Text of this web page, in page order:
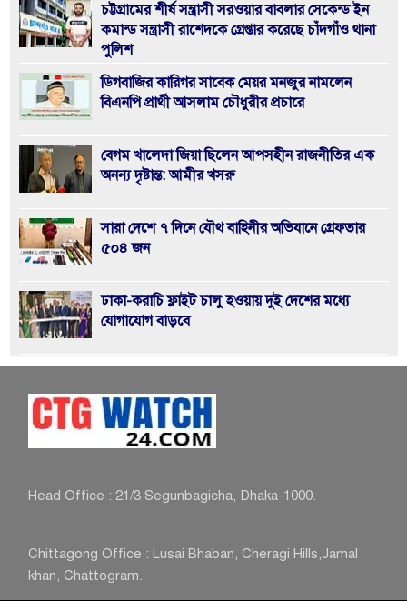
চট্টগ্রামের শীর্ষ সন্ত্রাসী সরওয়ার বাবলার সেকেন্ড ইন
কমান্ড সন্ত্রাসী রাশেদকে গ্রেপ্তার করেছে চাঁদগাঁও থানা
পুলিশ
ডিগবাজির কারিগর সাবেক মেয়র মনজুর নামলেন
বিএনপি প্রার্থী আসলাম চৌধুরীর প্রচারে
বেগম খালেদা জিয়া ছিলেন আপসহীন রাজনীতির এক
অনন্য দৃষ্টান্ত: আমীর খসরু
সারা দেশে ৭ দিনে যৌথ বাহিনীর অভিযানে গ্রেফতার
৫০৪ জন
ঢাকা-করাচি ফ্লাইট চালু হওয়ায় দুই দেশের মধ্যে
যোগাযোগ বাড়বে
ইতিহাসের মাইলফলক
খুলশীতে জামায়াত প্রার্থী হেলালীর গণসংযোগে হামলা,
Head Office : 21/3 Segunbagicha, Dhaka-1000.
Chittagong Office : Lusai Bhaban, Cheragi Hills,Jamal
khan, Chattogram.